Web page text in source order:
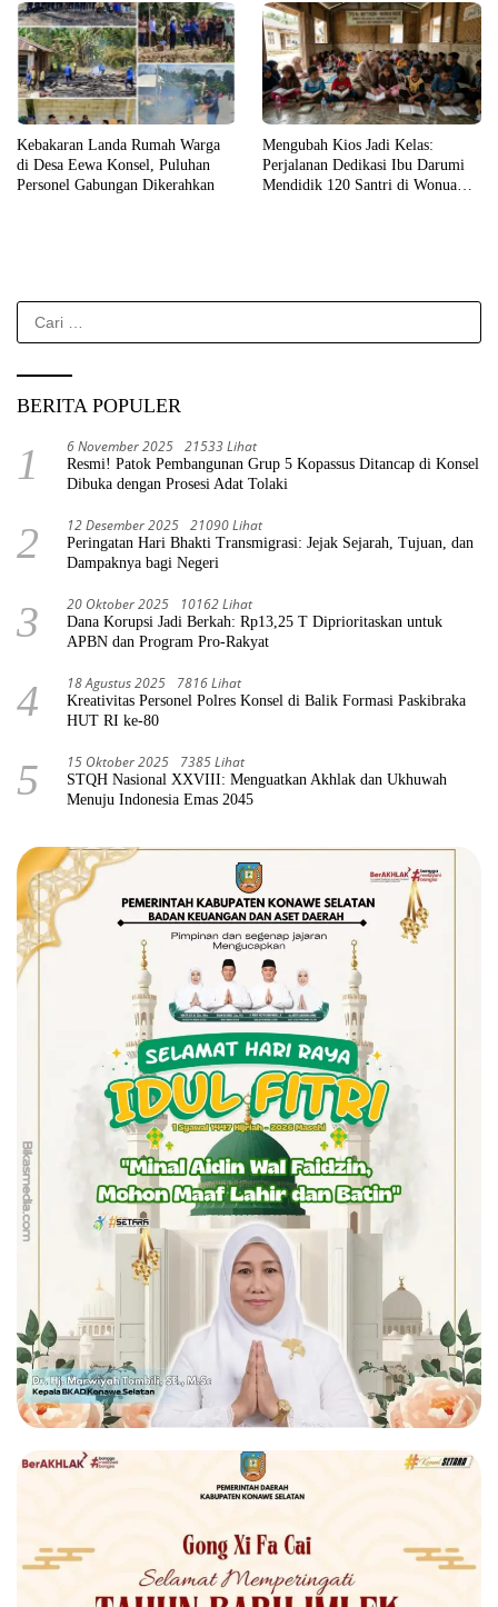
Kebakaran Landa Rumah Warga
di Desa Eewa Konsel, Puluhan
Personel Gabungan Dikerahkan
Mengubah Kios Jadi Kelas:
Perjalanan Dedikasi Ibu Darumi
Mendidik 120 Santri di Wonua
Cari
untuk:
BERITA POPULER
1 6 November 2025 21533 Lihat
Resmi! Patok Pembangunan Grup 5 Kopassus Ditancap di Konsel
Dibuka dengan Prosesi Adat Tolaki
2 12 Desember 2025 21090 Lihat
Peringatan Hari Bhakti Transmigrasi: Jejak Sejarah, Tujuan, dan
Dampaknya bagi Negeri
3 20 Oktober 2025 10162 Lihat
Dana Korupsi Jadi Berkah: Rp13,25 T Diprioritaskan untuk
APBN dan Program Pro-Rakyat
4 18 Agustus 2025 7816 Lihat
Kreativitas Personel Polres Konsel di Balik Formasi Paskibraka
HUT RI ke-80
5 15 Oktober 2025 7385 Lihat
STQH Nasional XXVIII: Menguatkan Akhlak dan Ukhuwah
Menuju Indonesia Emas 2045